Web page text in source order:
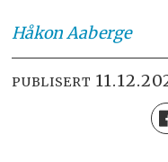
HåkonAaberge
PUBLISERT